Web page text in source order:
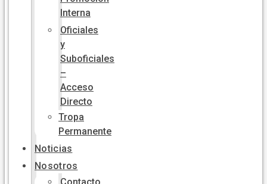
Interna
Oficiales
y
Suboficiales
–
Acceso
Directo
Tropa
Permanente
Noticias
Nosotros